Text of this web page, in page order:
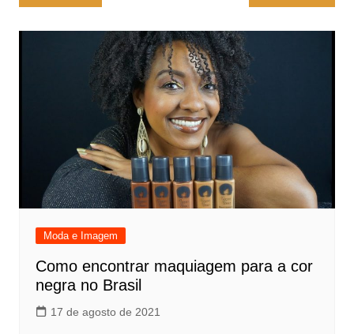
de
Post
Moda e Imagem
Como encontrar maquiagem para a cor
negra no Brasil
17 de agosto de 2021